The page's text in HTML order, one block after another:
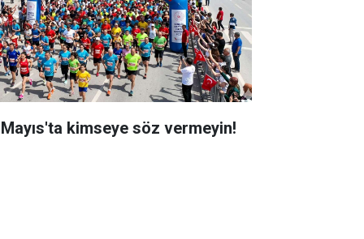
kimseye söz vermeyin!